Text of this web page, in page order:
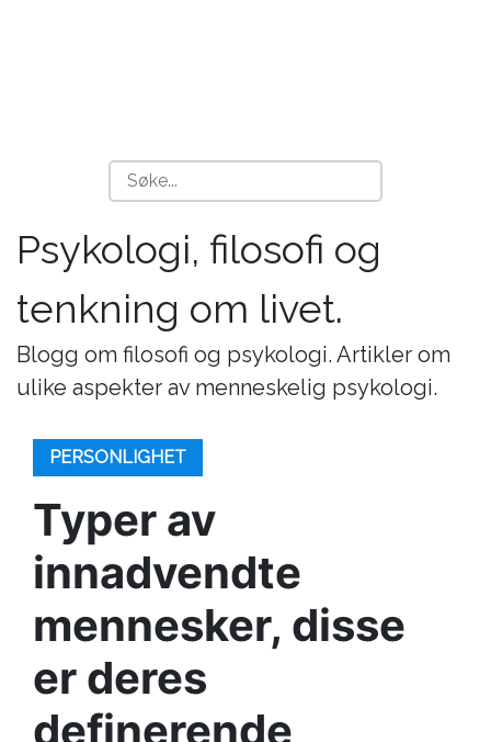
Psykologi, filosofi og
tenkning om livet.
Blogg om filosofi og psykologi. Artikler om
ulike aspekter av menneskelig psykologi.
PERSONLIGHET
Typer av
innadvendte
mennesker, disse
er deres
definerende